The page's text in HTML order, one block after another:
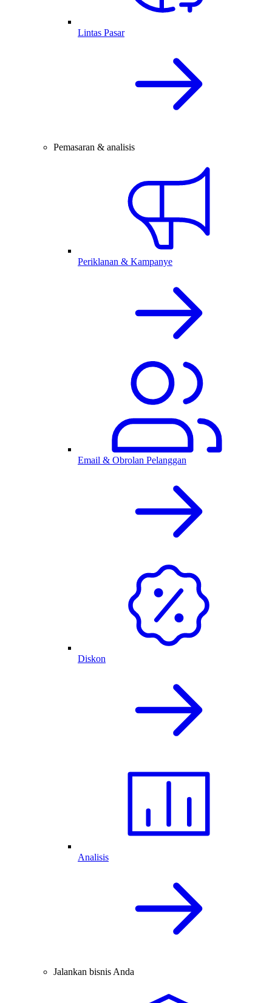
Lintas Pasar
Pemasaran & analisis
Periklanan & Kampanye
Email & Obrolan Pelanggan
Diskon
Analisis
Jalankan bisnis Anda